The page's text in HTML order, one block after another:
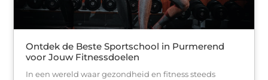
Ontdek de Beste Sportschool in Purmerend
voor Jouw Fitnessdoelen
In een wereld waar gezondheid en fitness steeds